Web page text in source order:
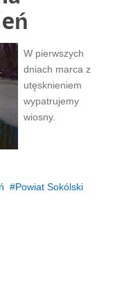
W pierwszych
dniach marca z
utęsknieniem
wypatrujemy
wiosny.
Powiat Sokólski